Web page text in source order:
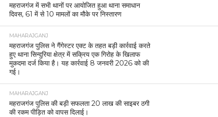
महराजगंज में सभी थानों पर आयोजित हुआ थाना समाधान
दिवस, 61 में से 10 मामलों का मौके पर निस्तारण
MAHARAJGANJ
महराजगंज पुलिस ने गैंगेस्टर एक्ट के तहत बड़ी कार्रवाई करते
हुए थाना सिन्दुरिया क्षेत्र में सक्रिय एक गिरोह के खिलाफ
मुकदमा दर्ज किया है। यह कार्रवाई 8 जनवरी 2026 को की
गई।
MAHARAJGANJ
महराजगंज पुलिस की बड़ी सफलता 20 लाख की साइबर ठगी
की रकम पीड़ित को वापस दिलाई।